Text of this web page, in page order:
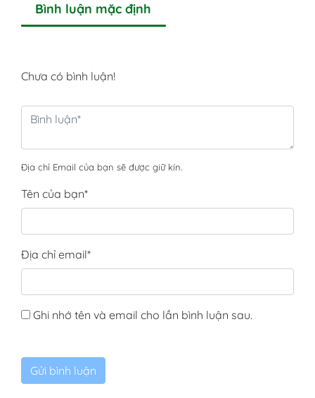
Bình luận mặc định
Chưa có bình luận!
Địa chỉ Email của bạn sẽ được giữ kín.
Tên của bạn*
Địa chỉ email*
Ghi nhớ tên và email cho lần bình luận sau.